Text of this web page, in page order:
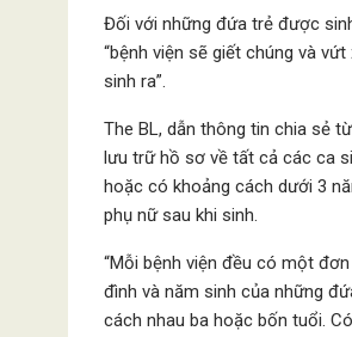
Đối với những đứa trẻ được
“bệnh viện sẽ giết chúng và
sinh ra”.
The BL, dẫn thông tin chia sẻ
lưu trữ hồ sơ về tất cả các ca
hoặc có khoảng cách dưới 3
phụ nữ sau khi sinh.
“Mỗi bệnh viện đều có một
đình và năm sinh của những
cách nhau ba hoặc bốn tuổi.